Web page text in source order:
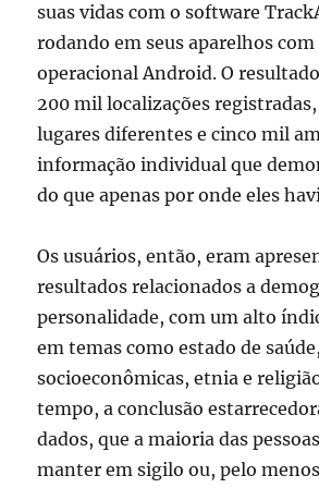
suas vidas com o software
rodando em seus aparelhos
operacional Android. O
200 mil localizações
lugares diferentes e cinco mil
informação individual que
do que apenas por onde eles
Os usuários, então, eram
resultados relacionados a
personalidade, com um alto
em temas como estado de
socioeconômicas, etnia e
tempo, a conclusão
dados, que a maioria das
manter em sigilo ou, pelo